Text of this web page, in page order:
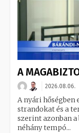
A
2026.08.06.
A nyári hőségben
strandokat és a
szerint azonban
néhány tempó...